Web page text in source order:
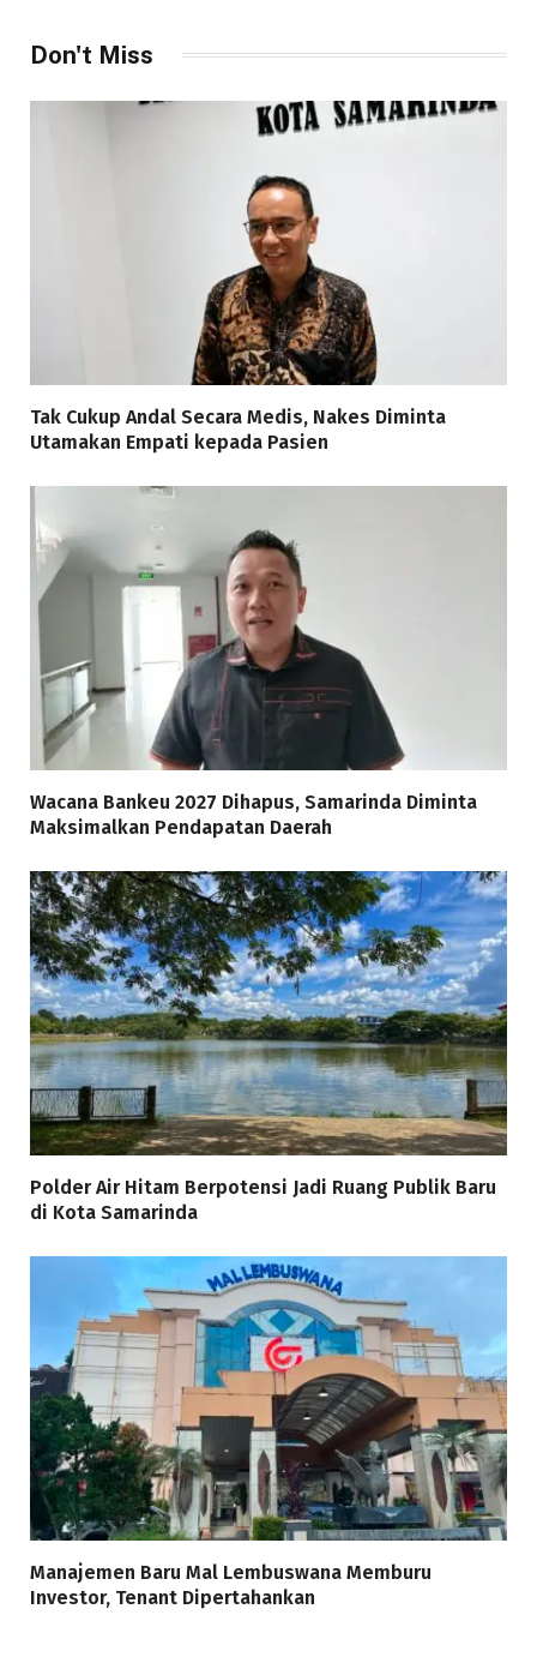
Don't Miss
Tak Cukup Andal Secara Medis, Nakes Diminta
Utamakan Empati kepada Pasien
Wacana Bankeu 2027 Dihapus, Samarinda Diminta
Maksimalkan Pendapatan Daerah
Polder Air Hitam Berpotensi Jadi Ruang Publik Baru
di Kota Samarinda
Manajemen Baru Mal Lembuswana Memburu
Investor, Tenant Dipertahankan